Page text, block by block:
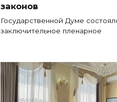
законов
Государственной Думе
заключительное пленарное